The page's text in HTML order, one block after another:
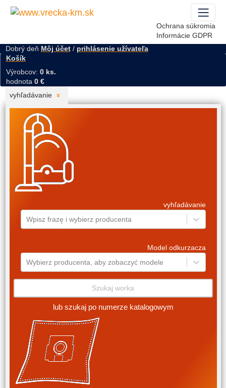
Ochrana súkromia
Informácie GDPR
Dobrý deň Môj účet/ prihlásenie užívateľa
Košík
Výrobcov: 0 ks.
hodnota 0 €
vyhľadávanie
vyhľadávanie
Wpisz frazę i wybierz producenta
Model odkurzacza
Wybierz producenta, aby zobaczyć modele
Szukaj worka
lub szukaj po numerze katalogowym